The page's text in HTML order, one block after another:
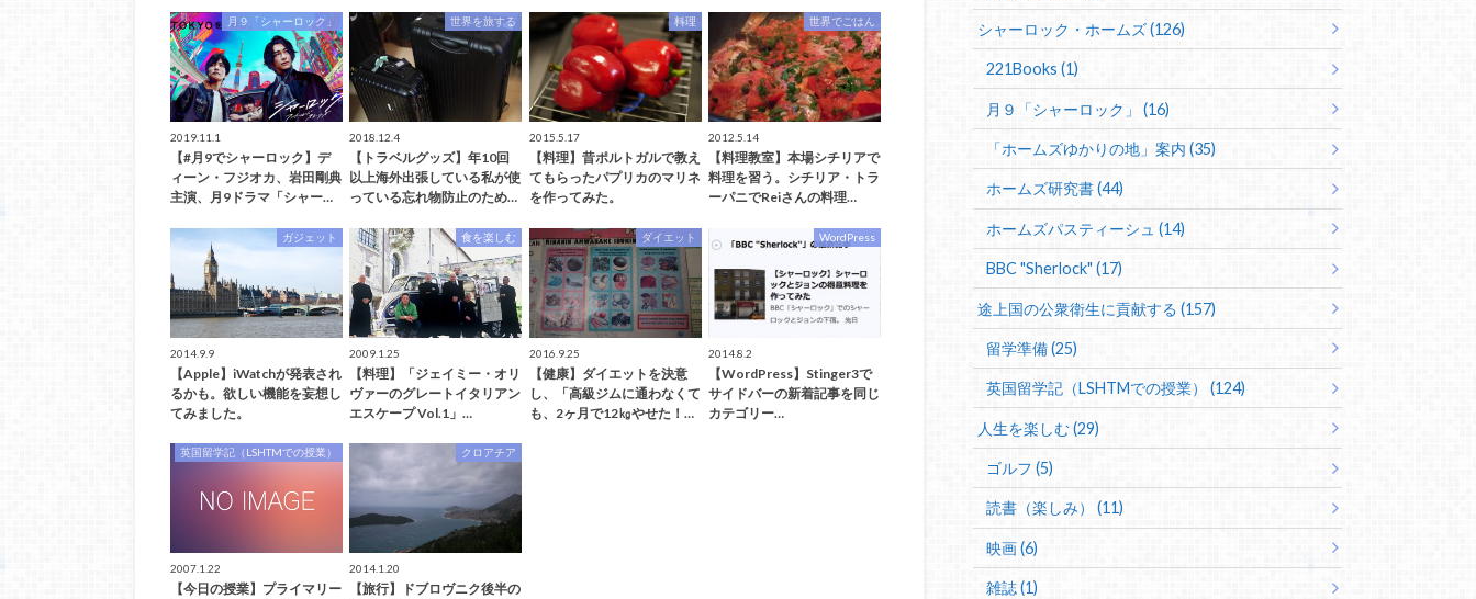
月９「シャーロック」
2019.11.1
【#月9でシャーロック】デ
ィーン・フジオカ、岩田剛典
主演、月9ドラマ「シャー…
世界を旅する
2018.12.4
【トラベルグッズ】年10回
以上海外出張している私が使
っている忘れ物防止のため…
料理
2015.5.17
【料理】昔ポルトガルで教え
てもらったパプリカのマリネ
を作ってみた。
世界でごはん
2012.5.14
【料理教室】本場シチリアで
料理を習う。シチリア・トラ
ーパニでReiさんの料理…
ガジェット
2014.9.9
【Apple】iWatchが発表され
るかも。欲しい機能を妄想し
てみました。
食を楽しむ
2009.1.25
【料理】「ジェイミー・オリ
ヴァーのグレートイタリアン
エスケープ Vol.1」…
ダイエット
2016.9.25
【健康】ダイエットを決意
し、「高級ジムに通わなくて
も、2ヶ月で12㎏やせた！…
WordPress
2014.8.2
【WordPress】Stinger3で
サイドバーの新着記事を同じ
カテゴリー…
英国留学記（LSHTMでの授業）
2007.1.22
【今日の授業】プライマリー
クロアチア
2014.1.20
【旅行】ドブロヴニク後半の
シャーロック・ホームズ (126)
221Books (1)
月９「シャーロック」 (16)
「ホームズゆかりの地」案内 (35)
ホームズ研究書 (44)
ホームズパスティーシュ (14)
BBC "Sherlock" (17)
途上国の公衆衛生に貢献する (157)
留学準備 (25)
英国留学記（LSHTMでの授業） (124)
人生を楽しむ (29)
ゴルフ (5)
読書（楽しみ） (11)
映画 (6)
雑誌 (1)